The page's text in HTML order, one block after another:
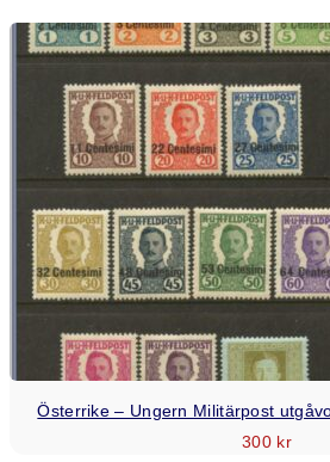
Österrike – Ungern Militärpost
300 kr